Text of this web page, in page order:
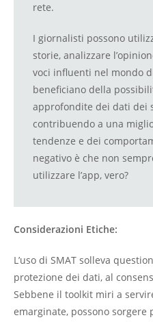
rete.
I giornalisti possono
storie, analizzare
voci influenti nel mondo
beneficiano della
approfondite dei dati dei
contribuendo a una
tendenze e dei
negativo è che non
utilizzare l’app, vero?
Considerazioni Etiche:
L’uso di SMAT solleva
protezione dei dati, al
Sebbene il toolkit miri a
emarginate, possono